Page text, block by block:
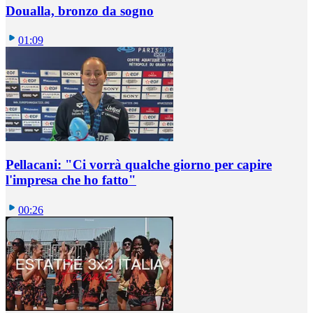
Doualla, bronzo da sogno
01:09
Pellacani: "Ci vorrà qualche giorno per capire
l'impresa che ho fatto"
00:26